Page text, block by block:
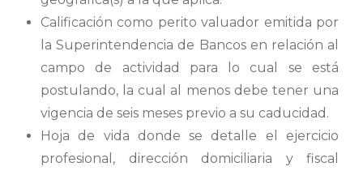
Calificación como perito valuador emitida por
la Superintendencia de Bancos en relación al
campo de actividad para lo cual se está
postulando, la cual al menos debe tener una
vigencia de seis meses previo a su caducidad.
Hoja de vida donde se detalle el ejercicio
profesional, dirección domiciliaria y fiscal